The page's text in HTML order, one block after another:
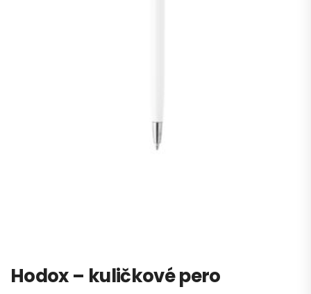
Hodox – kuličkové pero